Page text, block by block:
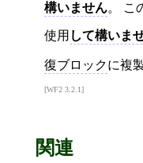
構いません。 こ
使用 して構いま
復ブロックに複
WF2 3.2.1
関連